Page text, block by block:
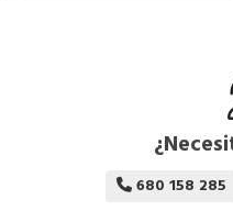
680 158 285